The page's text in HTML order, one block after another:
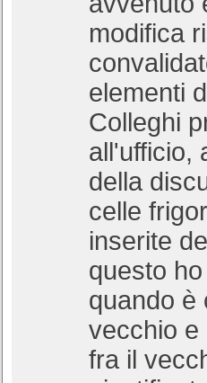
modifica
elementi
Colleghi
all'ufficio,
della
celle
inserite
questo
quando è
vecchio e
fra il